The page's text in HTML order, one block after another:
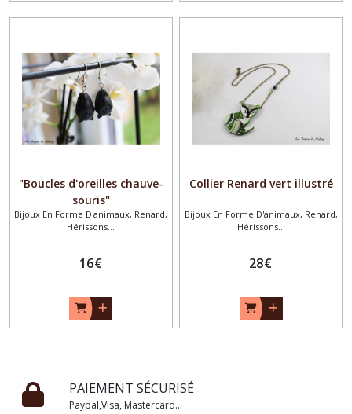
"Boucles d'oreilles chauve-
souris"
Bijoux En Forme D'animaux, Renard,
Hérissons...
16€
Collier Renard vert illustré
Bijoux En Forme D'animaux, Renard,
Hérissons...
28€
PAIEMENT SÉCURISÉ
Paypal,Visa, Mastercard...